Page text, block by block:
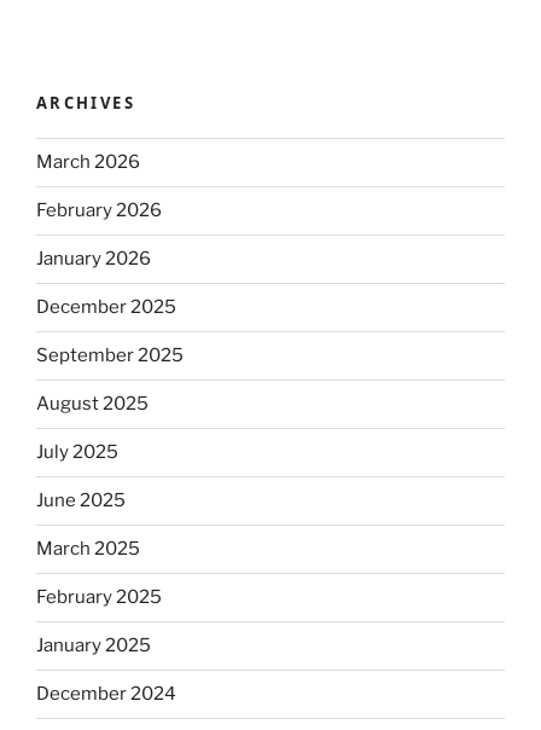
ARCHIVES
March 2026
February 2026
January 2026
December 2025
September 2025
August 2025
July 2025
June 2025
March 2025
February 2025
January 2025
December 2024